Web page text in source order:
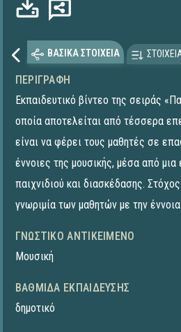
ΒΑΣΙΚΑ ΣΤΟΙΧΕΙΑ
ΠΕΡΙΓΡΑΦΉ
Εκπαιδευτικό βίντεο της σειράς
οποία αποτελείται από τέσσερα
είναι να φέρει τους μαθητές σε
έννοιες της μουσικής, μέσα από μια
παιχνιδιού και διασκέδασης.
γνωριμία των μαθητών με την
ΓΝΩΣΤΙΚΌ ΑΝΤΙΚΕΊΜΕΝΟ
Μουσική
ΒΑΘΜΊΔΑ ΕΚΠΑΊΔΕΥΣΗΣ
δημοτικό